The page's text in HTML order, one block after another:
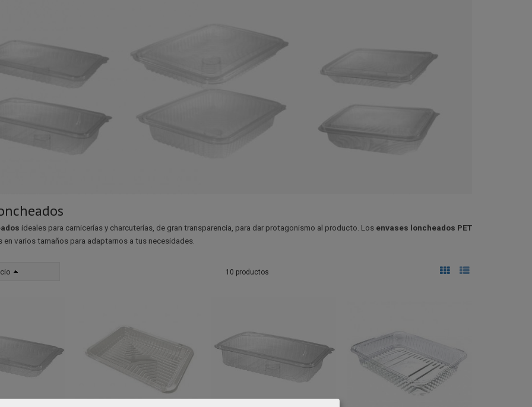
ideales para carnicerías y charcuterías, de gran transparencia, para dar protagonismo al producto. Los envases loncheados PET
en varios tamaños para adaptarnos a tus necesidades.
10 productos